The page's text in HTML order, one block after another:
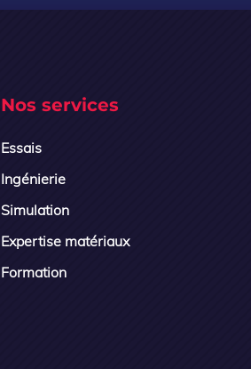
Nos services
Essais
Ingénierie
Simulation
Expertise matériaux
Formation